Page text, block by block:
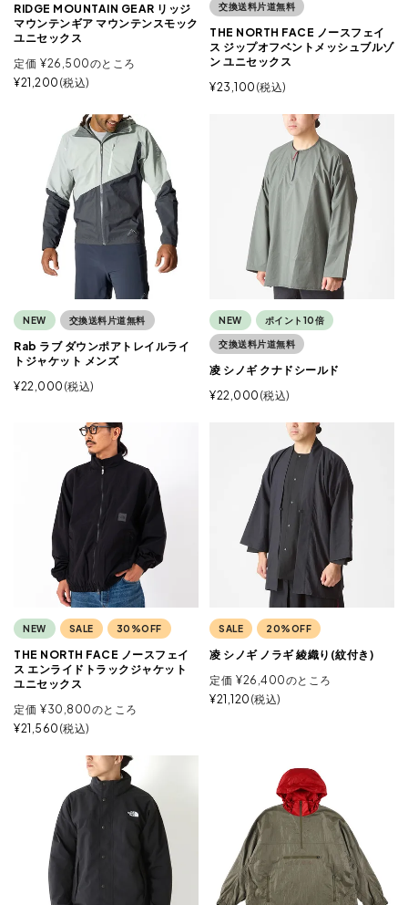
RIDGE MOUNTAIN GEAR リッジ
マウンテンギア マウンテンスモック
ユニセックス
定価 ¥26,500のところ
¥21,200 税込
交換送料片道無料
THE NORTH FACE ノースフェイ
ス ジップオフベントメッシュブルゾ
ン ユニセックス
¥23,100 税込
NEW 交換送料片道無料
Rab ラブ ダウンポアトレイルライ
トジャケット メンズ
¥22,000 税込
NEW ポイント10倍
交換送料片道無料
凌 シノギ クナドシールド
¥22,000 税込
NEW SALE 30%OFF
THE NORTH FACE ノースフェイ
ス エンライドトラックジャケット
ユニセックス
定価 ¥30,800のところ
¥21,560 税込
SALE 20%OFF
凌 シノギ ノラギ 綾織り(紋付き)
定価 ¥26,400のところ
¥21,120 税込